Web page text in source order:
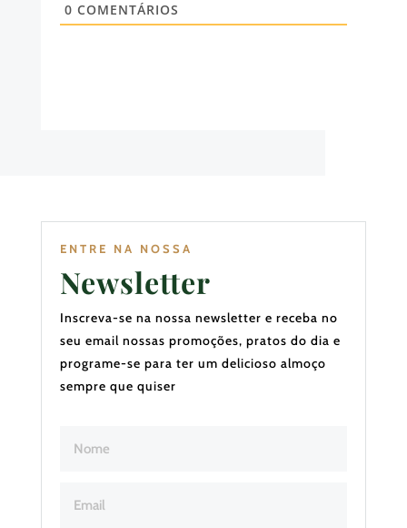
0 COMENTÁRIOS
ENTRE NA NOSSA
Newsletter
Inscreva-se na nossa newsletter e receba no
seu email nossas promoções, pratos do dia e
programe-se para ter um delicioso almoço
sempre que quiser